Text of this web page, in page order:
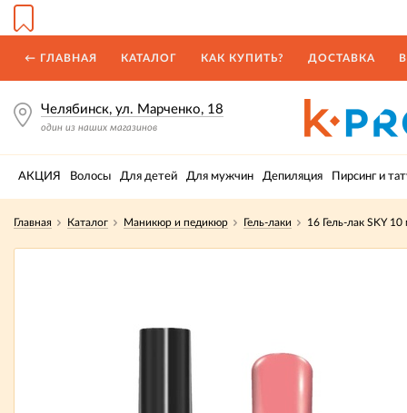
← ГЛАВНАЯ КАТАЛОГ КАК КУПИТЬ? ДОСТАВКА
Челябинск, ул. Марченко, 18
один из наших магазинов
АКЦИЯ Волосы Для детей Для мужчин Депиляция Пирсинг и
Главная Каталог Маникюр и педикюр Гель-лаки 16 Гель-лак SKY 10